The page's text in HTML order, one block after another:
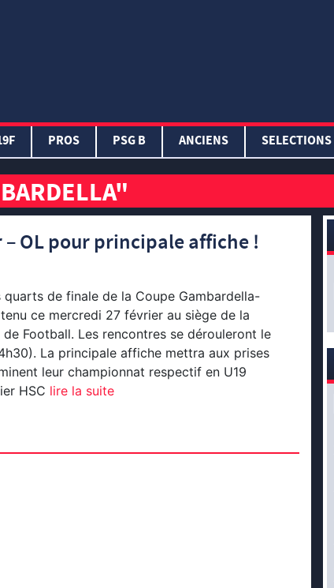
PROS PSG B ANCIENS SELECTIONS
OL pour principale affiche !
de finale de la Coupe Gambardella-
ce mercredi 27 février au siège de la
de Football. Les rencontres se dérouleront le
La principale affiche mettra aux prises
leur championnat respectif en U19
HSC lire la suite